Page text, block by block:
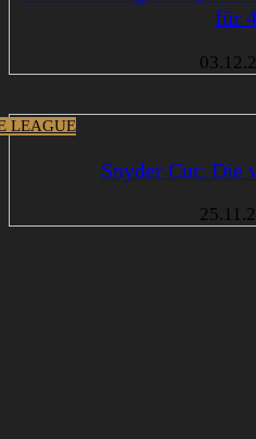
für
LEAGUE
Snyder Cut: Die